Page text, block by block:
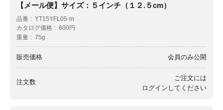
【メール便】サイズ：５インチ（１２.５cm）
品番
YT15YFL05-m
カタログ価格
600円
重量
75g
販売価格 会員のみ公開
注文数
ご注文には
ログイン してください